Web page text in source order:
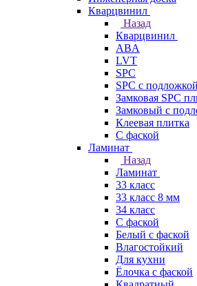
Кварцвинил
Назад
Кварцвинил
ABA
LVT
SPC
SPC с подложкой
Замковая SPC
Замковый с
Клеевая плитка
С фаской
Ламинат
Назад
Ламинат
33 класс
33 класс 8 мм
34 класс
C фаской
Белый с фаской
Влагостойкий
Для кухни
Ёлочка с фаской